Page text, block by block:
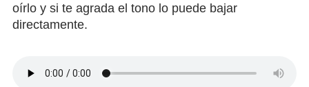
oírlo y si te agrada el tono lo puede bajar
directamente.